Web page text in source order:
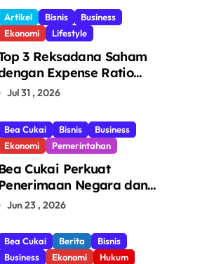
Makassar
Artikel Bisnis
Business
Ekonomi
Lifestyle
3 Reksadana Saham
Expense Ratio
Jul 31 , 2026
Bea Cukai Bisnis
Business
Ekonomi
Pemerintahan
Cukai Perkuat
Negara dan
Setor Rp123,8
Jun 23 , 2026
Bea Cukai Berita
Bisnis
Business
Ekonomi
Hukum